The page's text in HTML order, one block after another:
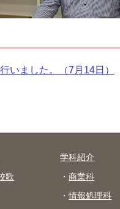
いました。（7月14日）
歌
学科紹介
商業科
情報処理科